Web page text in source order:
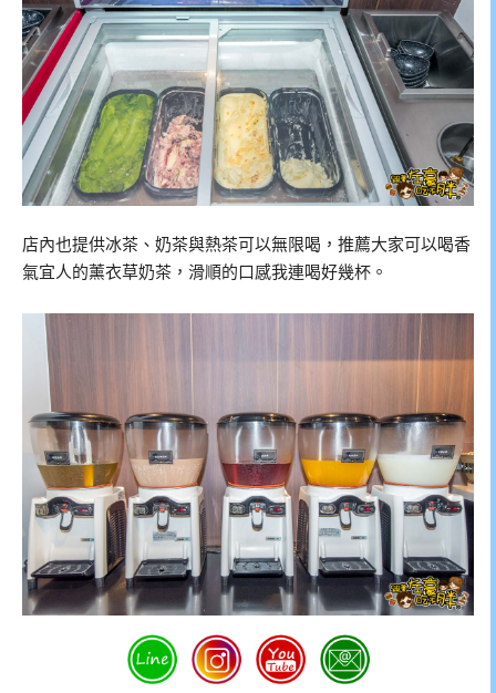
店內也提供冰茶、奶茶與熱茶可以無限喝，推薦大家可以喝香
氣宜人的薰衣草奶茶，滑順的口感我連喝好幾杯。